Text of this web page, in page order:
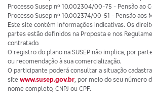
Processo Susep nº 10.002304/00-75 - Pensão ao
Processo Susep nº 10.002374/00-51 - Pensão aos
Este site contém informações indicativas. Os
partes estão definidos na Proposta e nos
contratado.
O registro do plano na SUSEP não implica, por
ou recomendação à sua comercialização.
O participante poderá consultar a situação
site www.susep.gov.br, por meio do seu número
nome completo, CNPJ ou CPF.